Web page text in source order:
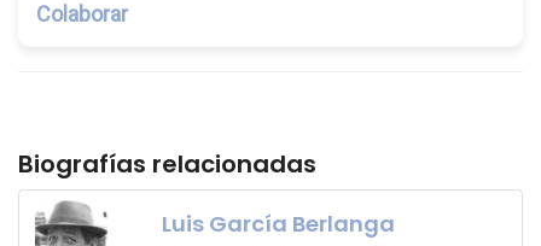
Colaborar
Biografías relacionadas
Luis García Berlanga